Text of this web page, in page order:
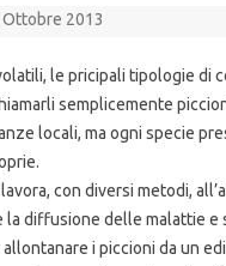
Ottobre 2013
le pricipali tipologie di
semplicemente
locali, ma ogni specie
con diversi metodi,
la diffusione delle malattie e
i piccioni da un